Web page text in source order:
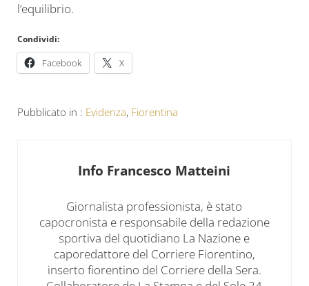
l’equilibrio.
Condividi:
Facebook X
Pubblicato in : Evidenza, Fiorentina
Info Francesco Matteini
Giornalista professionista, è stato
capocronista e responsabile della redazione
sportiva del quotidiano La Nazione e
caporedattore del Corriere Fiorentino,
inserto fiorentino del Corriere della Sera.